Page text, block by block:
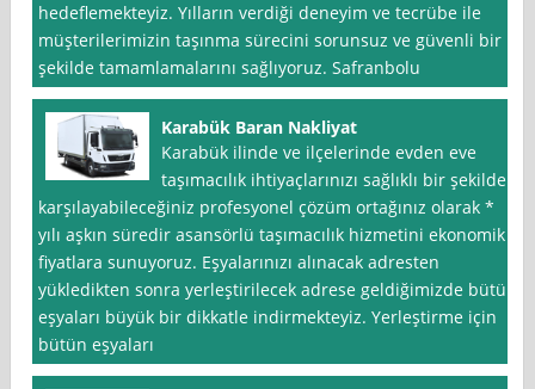
hedeflemekteyiz. Yılların verdiği deneyim ve tecrübe ile
müşterilerimizin taşınma sürecini sorunsuz ve güvenli bir
şekilde tamamlamalarını sağlıyoruz. Safranbolu
Karabük Baran Nakliyat
Karabük ilinde ve ilçelerinde evden eve
taşımacılık ihtiyaçlarınızı sağlıklı bir şekilde
karşılayabileceğiniz profesyonel çözüm ortağınız olarak *
yılı aşkın süredir asansörlü taşımacılık hizmetini ekonomik
fiyatlara sunuyoruz. Eşyalarınızı alınacak adresten
yükledikten sonra yerleştirilecek adrese geldiğimizde bütün
eşyaları büyük bir dikkatle indirmekteyiz. Yerleştirme için
bütün eşyaları